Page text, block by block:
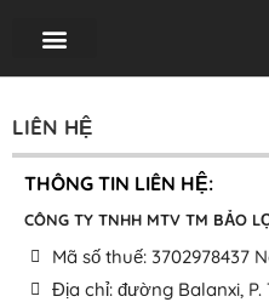
LIÊN HỆ
THÔNG TIN LIÊN HỆ:
CÔNG TY TNHH MTV TM BẢO
Mã số thuế: 3702978437
Địa chỉ: đường Balanxi, P.